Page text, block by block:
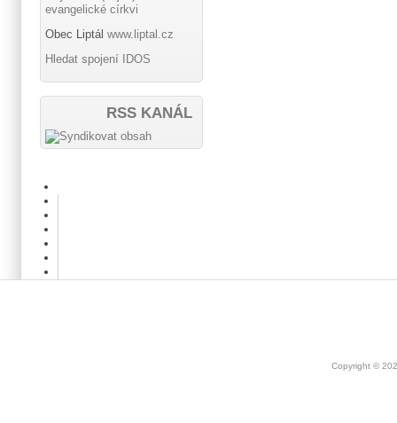
evangelické církvi
Obec Liptál www.liptal.cz
Hledat spojení IDOS
RSS KANÁL
Copyright ©